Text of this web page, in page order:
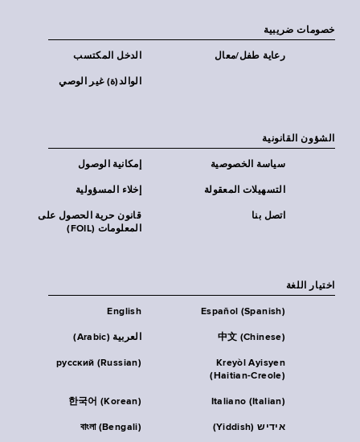
خصومات ضريبية
الدخل المكتسب رعاية طفل/معال
الوالد(ة) غير الوصي
الشؤون القانونية
إمكانية الوصول سياسة الخصوصية
إخلاء المسؤولية التسهيلات المعقولة
قانون حرية الحصول على
المعلومات (FOIL)
اتصل بنا
اختيار اللغة
English Español (Spanish)
العربية (Arabic) 中文 (Chinese)
русский (Russian)
Kreyòl Ayisyen
(Haitian-Creole)
한국어 (Korean) Italiano (Italian)
বাংলা (Bengali) אידיש (Yiddish)